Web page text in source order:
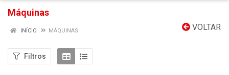
Máquinas
VOLTAR
INÍCIO MÁQUINAS
Filtros